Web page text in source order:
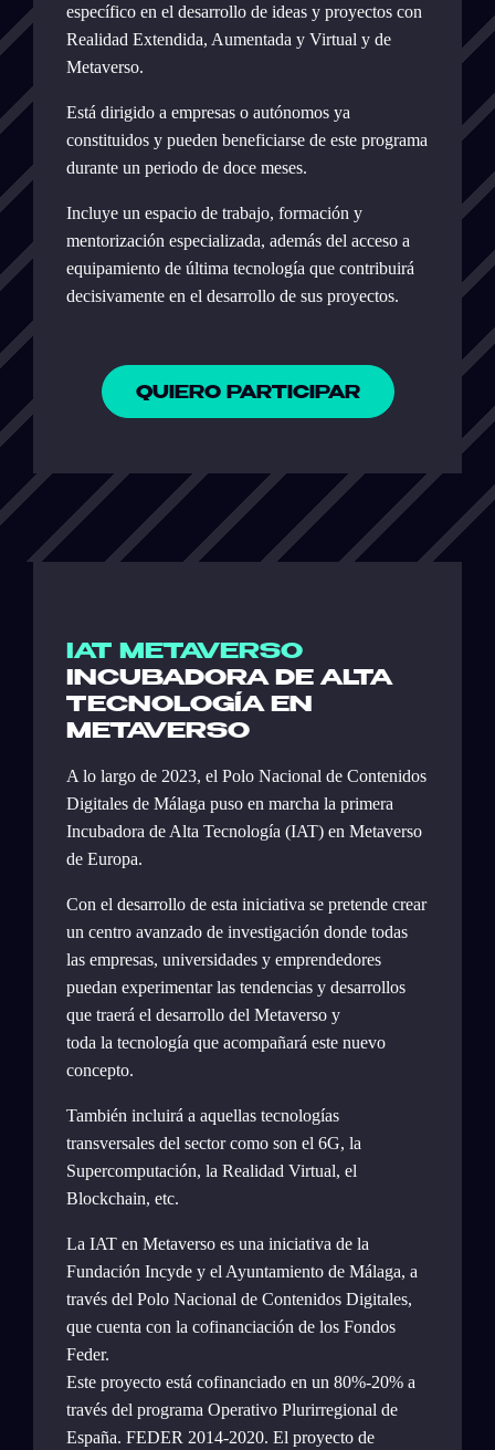
específico en el desarrollo de ideas y proyectos con
Realidad Extendida, Aumentada y Virtual y de
Metaverso.
Está dirigido a empresas o autónomos ya
constituidos y pueden beneficiarse de este programa
durante un periodo de doce meses.
Incluye un espacio de trabajo, formación y
mentorización especializada, además del acceso a
equipamiento de última tecnología que contribuirá
decisivamente en el desarrollo de sus proyectos.
QUIERO PARTICIPAR
IAT METAVERSO
INCUBADORA DE ALTA
TECNOLOGÍA EN
METAVERSO
A lo largo de 2023, el Polo Nacional de Contenidos
Digitales de Málaga puso en marcha la primera
Incubadora de Alta Tecnología (IAT) en Metaverso
de Europa.
Con el desarrollo de esta iniciativa se pretende crear
un centro avanzado de investigación donde todas
las empresas, universidades y emprendedores
puedan experimentar las tendencias y desarrollos
que traerá el desarrollo del Metaverso y
toda la tecnología que acompañará este nuevo
concepto.
También incluirá a aquellas tecnologías
transversales del sector como son el 6G, la
Supercomputación, la Realidad Virtual, el
Blockchain, etc.
La IAT en Metaverso es una iniciativa de la
Fundación Incyde y el Ayuntamiento de Málaga, a
través del Polo Nacional de Contenidos Digitales,
que cuenta con la cofinanciación de los Fondos
Feder.
Este proyecto está cofinanciado en un 80%-20% a
través del programa Operativo Plurirregional de
España. FEDER 2014-2020. El proyecto de